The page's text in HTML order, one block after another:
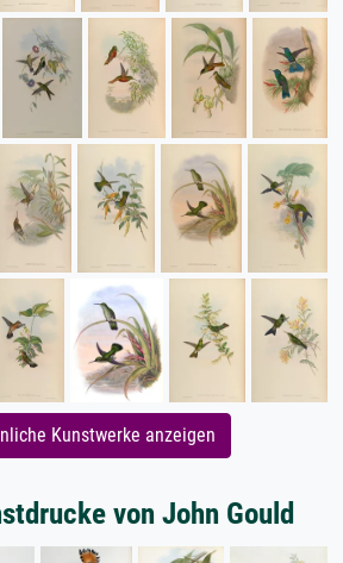
Kunstwerke anzeigen
von John Gould